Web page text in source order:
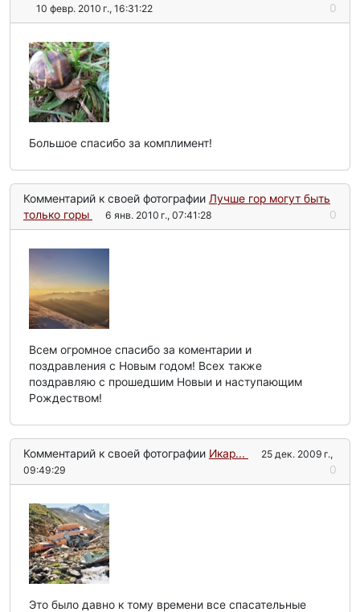
10 февр. 2010 г., 16:31:22 0
Большое спасибо за комплимент!
Комментарий к своей фотографии Лучше гор могут быть
только горы
6 янв. 2010 г., 07:41:28 0
Всем огромное спасибо за коментарии и
поздравления с Новым годом! Всех также
поздравляю с прошедшим Новыи и наступающим
Рождеством!
Комментарий к своей фотографии Икар...
25 дек. 2009 г.,
09:49:29
0
Это было давно к тому времени все спасательные